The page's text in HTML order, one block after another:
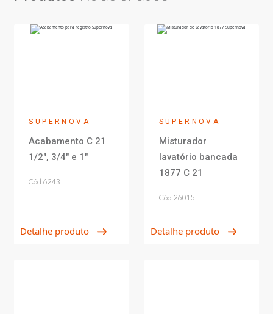
SUPERNOVA
Acabamento C 21
1/2", 3/4" e 1"
Cód:6243
Detalhe produto
SUPERNOVA
Misturador
lavatório bancada
1877 C 21
Cód:26015
Detalhe produto